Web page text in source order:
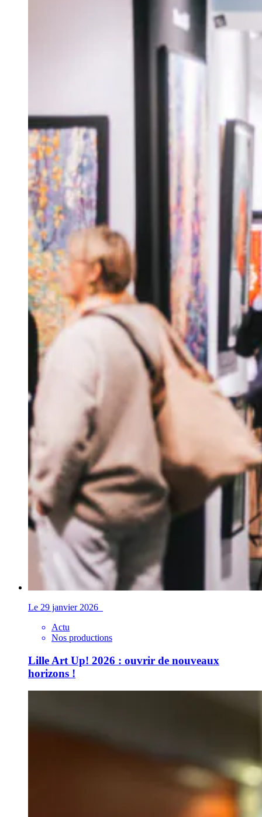
Le 29 janvier 2026
Actu
Nos productions
Lille Art Up! 2026 : ouvrir de nouveaux
horizons !